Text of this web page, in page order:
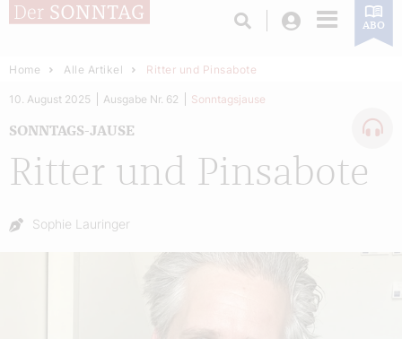
Login ABO
Home Alle Artikel Ritter und Pinsabote
Ritter und Pinsabote
SONNTAGS-JAUSE
10. August 2025 Ausgabe Nr. 62 Sonntagsjause
Autor:
Sophie Lauringer